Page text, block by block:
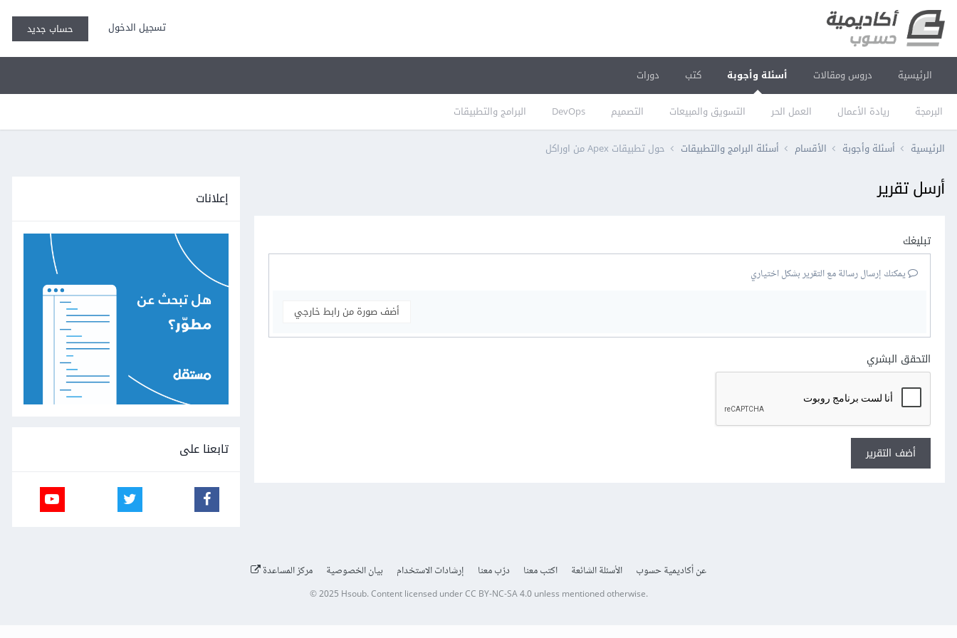
تسجيل الدخول حساب جديد
الرئيسية دروس ومقالات أسئلة وأجوبة
البرمجة ريادة الأعمال العمل الحر التسويق والمبيعات التصميم DevOps البرامج والتطبيقات
كتب دورات
الرئيسية أسئلة وأجوبة الأقسام أسئلة البرامج والتطبيقات حول تطبيقات Apex من اوراكل
أرسل تقرير
تبليغك
يمكنك إرسال رسالة مع التقرير بشكل اختياري
أضف صورة من رابط خارجي
التحقق البشري
أضف التقرير
إعلانات
تابعنا على
عن أكاديمية حسوب الأسئلة الشائعة اكتب معنا درّب معنا إرشادات الاستخدام بيان الخصوصية مركز المساعدة
© 2025 Hsoub.Content licensed underCC BY-NC-SA 4.0unless mentioned otherwise.